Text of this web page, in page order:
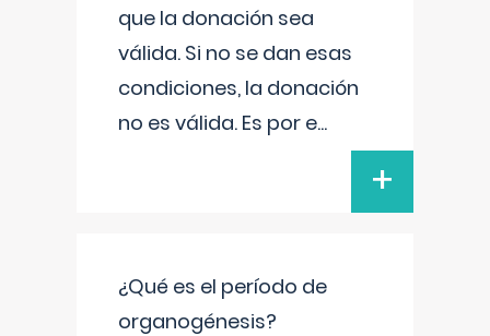
que la donación sea
válida. Si no se dan esas
condiciones, la donación
no es válida. Es por e...
+
¿Qué es el período de
organogénesis?